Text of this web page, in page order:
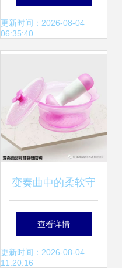
鸡肋还占空间，拒
更新时间：2026-08-04
06:35:40
变奏曲中的柔软守
护 佰创生活硅胶系
列母婴用品测评
查看详情
更新时间：2026-08-04
11:20:16